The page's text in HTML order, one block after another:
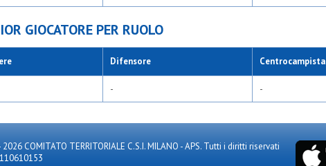
GIOCATORE PER RUOLO
Difensore Centrocampista
- -
COMITATO TERRITORIALE C.S.I. MILANO - APS. Tutti i diritti riservati